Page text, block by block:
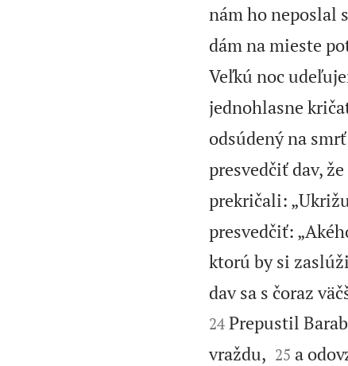
nám ho neposlal
dám na mieste
Veľkú noc
jednohlasne
odsúdený na
presvedčiť dav,
prekričali:
presvedčiť:
ktorú by si
dav sa s čoraz
24 Prepustil
vraždu, 

25 a